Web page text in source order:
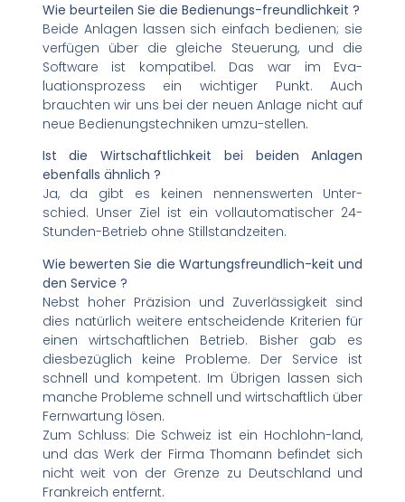
Wie beurteilen Sie die Bedienungs-freundlichkeit ?
Beide Anlagen lassen sich einfach bedienen; sie
verfügen über die gleiche Steuerung, und die
Software ist kompatibel. Das war im Eva-
luationsprozess ein wichtiger Punkt. Auch
brauchten wir uns bei der neuen Anlage nicht auf
neue Bedienungstechniken umzu-stellen.
Ist die Wirtschaftlichkeit bei beiden Anlagen
ebenfalls ähnlich ?
Ja, da gibt es keinen nennenswerten Unter-
schied. Unser Ziel ist ein vollautomatischer 24-
Stunden-Betrieb ohne Stillstandzeiten.
Wie bewerten Sie die Wartungsfreundlich-keit und
den Service ?
Nebst hoher Präzision und Zuverlässigkeit sind
dies natürlich weitere entscheidende Kriterien für
einen wirtschaftlichen Betrieb. Bisher gab es
diesbezüglich keine Probleme. Der Service ist
schnell und kompetent. Im Übrigen lassen sich
manche Probleme schnell und wirtschaftlich über
Fernwartung lösen.
Zum Schluss: Die Schweiz ist ein Hochlohn-land,
und das Werk der Firma Thomann befindet sich
nicht weit von der Grenze zu Deutschland und
Frankreich entfernt.